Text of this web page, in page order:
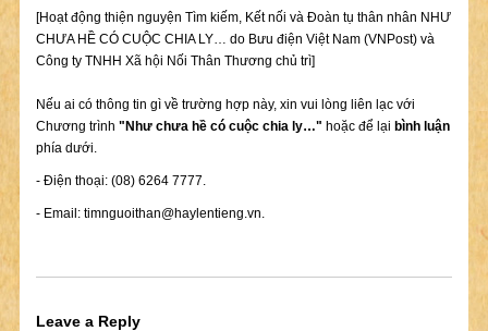
[Hoạt động thiện nguyện Tìm kiếm, Kết nối và Đoàn tụ thân nhân NHƯ
CHƯA HỀ CÓ CUỘC CHIA LY… do Bưu điện Việt Nam (VNPost) và
Công ty TNHH Xã hội Nối Thân Thương chủ trì]
Nếu ai có thông tin gì về trường hợp này, xin vui lòng liên lạc với
Chương trình "Như chưa hề có cuộc chia ly…" hoặc để lại bình luận
phía dưới.
- Điện thoại: (08) 6264 7777.
- Email: timnguoithan@haylentieng.vn.
Leave a Reply